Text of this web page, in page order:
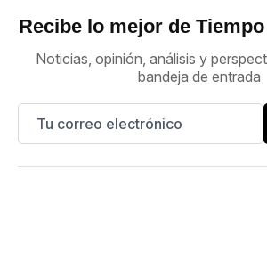
Recibe lo mejor de
Noticias, opinión, análisis y
bandeja de entrada